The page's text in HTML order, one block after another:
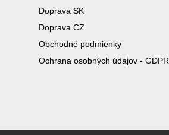
Doprava SK
Doprava CZ
Obchodné podmienky
Ochrana osobných údajov - GDPR